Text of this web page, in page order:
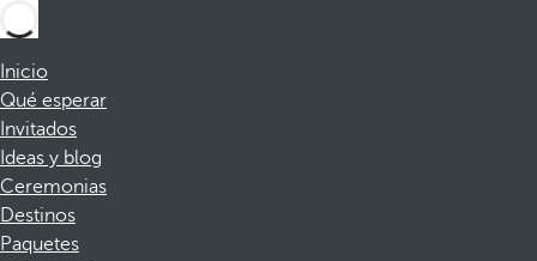
Inicio
Qué esperar
Invitados
Ideas y blog
Ceremonias
Destinos
Paquetes